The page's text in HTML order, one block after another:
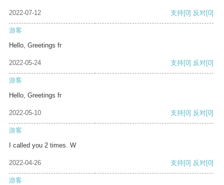
2022-07-12 支持[0] 反对[0]
游客
Hello, Greetings fr
2022-05-24 支持[0] 反对[0]
游客
Hello, Greetings fr
2022-05-10 支持[0] 反对[0]
游客
I called you 2 times. W
2022-04-26 支持[0] 反对[0]
游客